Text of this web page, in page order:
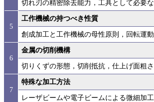
切れ刃の精密除去能力，工具として必要
5
工作機械の持つべき性質
創成加工と工作機械の母性原則，回転運
6
金属の切削機構
切りくずの形態，切削抵抗，仕上げ面粗
7
特殊な加工方法
レーザビームや電子ビームによる微細加